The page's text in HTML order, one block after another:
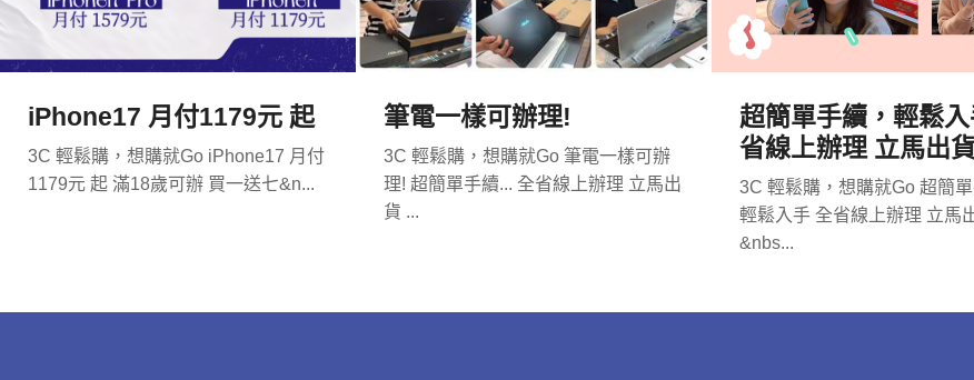
iPhone17 月付1179元 起
​3C 輕鬆購，想購就Go iPhone17 月付
1179元 起 滿18歲可辦 買一送七&n...
筆電一樣可辦理!
​3C 輕鬆購，想購就Go 筆電一樣可辦
理! 超簡單手續... 全省線上辦理 立馬出
貨 ...
超簡單手續，輕鬆
省線上辦理 立馬出
​3C 輕鬆購，想購就Go 超簡單
輕鬆入手 全省線上辦理 立馬
&nbs...